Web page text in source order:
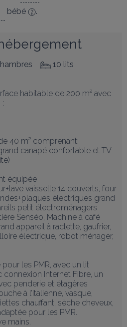
bébé .
10 lits
habitable de 200 m² avec
40 m² comprenant:
canapé confortable et TV
équipée
vaisselle 14 couverts, four
électriques grand
petit électroménagers
Senséo, Machine à café
appareil à raclette, gaufrier,
électrique, robot ménager,
les PMR, avec un lit
connexion Internet Fibre, un
penderie et étagères
à l’italienne, vasque,
chauffant, sèche cheveux,
pour les PMR.
mains.